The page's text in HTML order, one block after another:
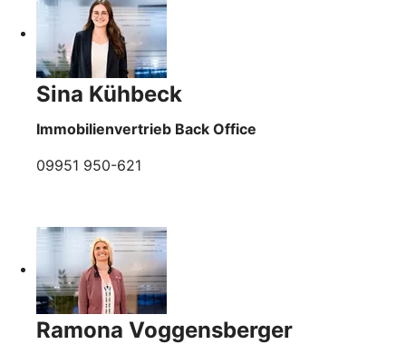
Sina Kühbeck
Immobilienvertrieb Back Office
09951 950-621
Ramona Voggensberger